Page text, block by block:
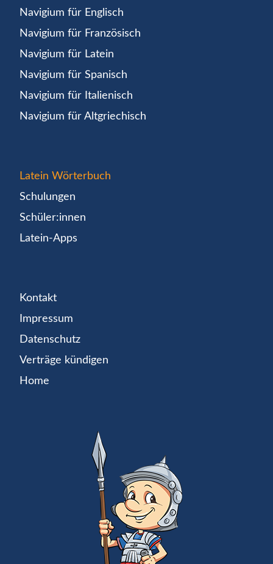
Navigium für Englisch
Navigium für Französisch
Navigium für Latein
Navigium für Spanisch
Navigium für Italienisch
Navigium für Altgriechisch
Latein Wörterbuch
Schulungen
Schüler:innen
Latein-Apps
Kontakt
Impressum
Datenschutz
Verträge kündigen
Home